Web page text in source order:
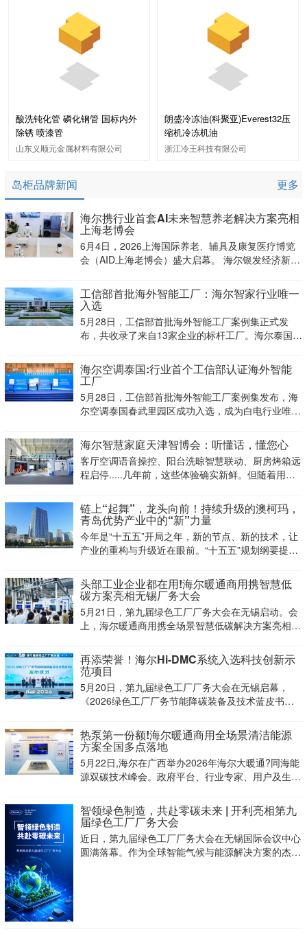
酸洗钝化管 磷化钢管 国标内外
除锈 喷漆管
山东义顺元金属材料有限公司
朗盛冷冻油(科聚亚)Everest32压
缩机冷冻机油
浙江冷王科技有限公司
岛柜品牌新闻 更多
海尔携行业首套AI未来智慧养老解决方案亮相
上海老博会
6月4日，2026上海国际养老、辅具及康复医疗博览
会（AID上海老博会）盛大启幕。 海尔银发经济新品
级亮相，首次展出AI未来养老方案、失能人群解决方
案、九大AI健康管理方案，以智慧
工信部首批海外智能工厂：海尔智家行业唯一
入选
5月28日，工信部首批海外智能工厂案例集正式发
布，共收录了来自13家企业的标杆工厂。海尔泰国空
选企业。
海尔空调泰国:行业首个工信部认证海外智能
工厂
5月28日，工信部首批海外智能工厂案例集发布，海
尔空调泰国春武里园区成功入选，成为白电行业唯一
海，树立了可复制、可推广的全球范本。
海尔智慧家庭天津智博会：听懂话，懂您心
客厅空调语音操控、阳台洗晾智慧联动、厨房烤箱远
程启停.....几年前，这些体验确实新鲜。但随着用户
一个能感知、懂心意的家。
链上“起舞”，龙头向前！持续升级的澳柯玛，
青岛优势产业中的“新”力量
今年是“十五五”开局之年，新的节点、新的技术，让
产业的重构与升级近在眼前。“十五五”规划纲要提
持智能化、绿色化、融合化方向”“构建以先进制造业
为骨干的现代化产业体系”，为经济发展提出新的要
求。
头部工业企业都在用!海尔暖通商用携智慧低
碳方案亮相无锡厂务大会
5月21日，第九届绿色工厂厂务大会在无锡启动。会
上，海尔暖通商用携全场景智慧低碳解决方案亮相，
AI多联、无油悬浮、工业热泵、余热回收等核心技
术，为工业园区场景打造一站式节能降碳服务。该方
案基于海
再添荣誉！海尔Hi-DMC系统入选科技创新示
范项目
5月20日，第九届绿色工厂厂务大会在无锡启幕，
《2026绿色工厂厂务节能降碳装备及技术蓝皮书》
化冷却系统成功入选2026年科技创新需求?能力?示
范项目，成为绿色算力冷却领域标杆。这份认可的背
热泵第一份额!海尔暖通商用全场景清洁能源
方案全国多点落地
5月22日,海尔在广西举办2026年海尔大暖通?同海能
源双碳技术峰会。政府平台、行业专家、用户及生态
型新路径。海尔暖通商用在现场展出全场景清洁能源
解决方案,而这场峰会的亮相,正是海尔智家作为平台
智领绿色制造，共赴零碳未来 | 开利亮相第九
届绿色工厂厂务大会
近日，第九届绿色工厂厂务大会在无锡国际会议中心
圆满落幕。作为全球智能气候与能源解决方案的杰出